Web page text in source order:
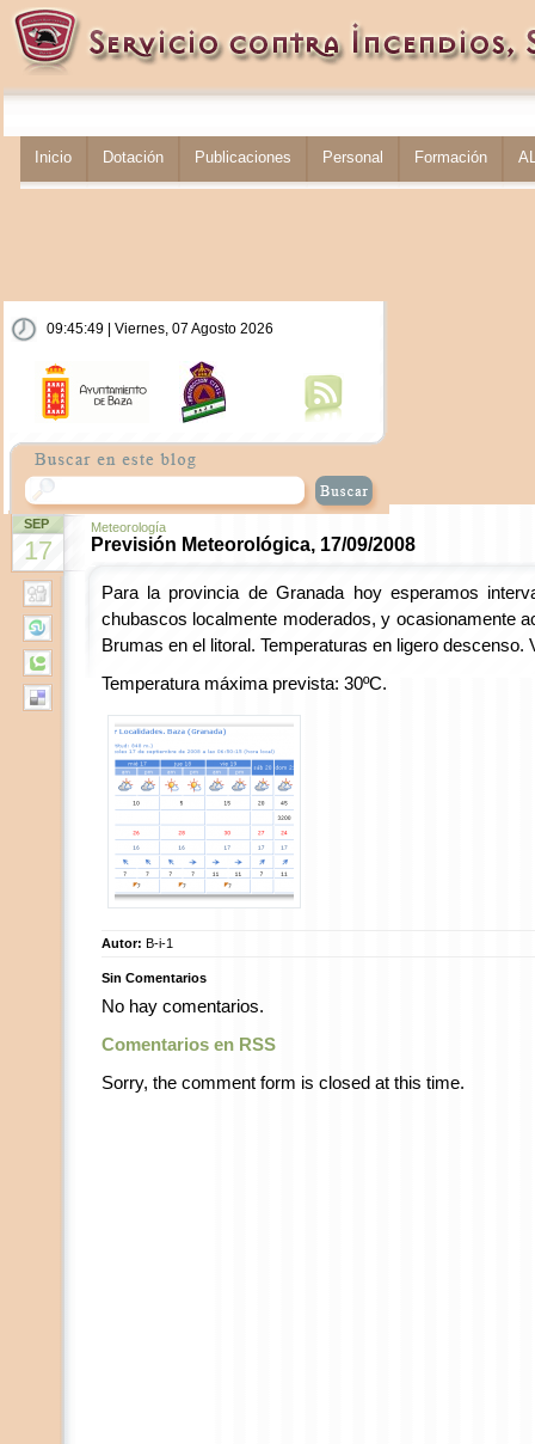
Inicio Dotación Publicaciones Personal Formación
09:45:50 | Viernes, 07 Agosto 2026
SEP
17
Meteorología
Previsión Meteorológica, 17/09/2008
Para la provincia de Granada hoy esperamos
chubascos localmente moderados, y ocasionamente
Brumas en el litoral. Temperaturas en ligero descenso.
Temperatura máxima prevista: 30ºC.
Autor: B-i-1
Sin Comentarios
No hay comentarios.
Comentarios en RSS
Sorry, the comment form is closed at this time.